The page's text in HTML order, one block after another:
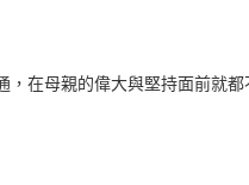
，在母親的偉大與堅持面前就都